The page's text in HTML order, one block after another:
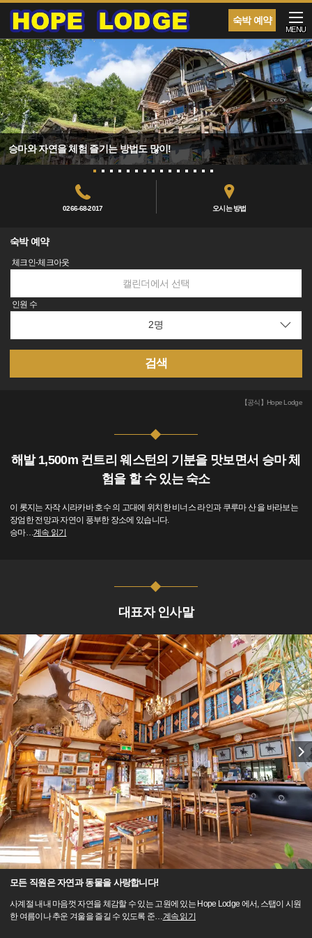
숙박 예약
MENU
승마와 자연을 체험 즐기는 방법도 많이!
0266-68-2017 오시는 방법
숙박 예약
체크인-체크아웃
캘린더에서 선택
인원 수
검색
【공식】Hope Lodge
해발 1,500m 컨트리 웨스턴의 기분을 맛보면서 승마 체
험을 할 수 있는 숙소
이 롯지는 자작 시라카바 호수 의 고대에 위치한 비너스 라인과 쿠루마 산 을 바라보는
장엄한 전망과 자연이 풍부한 장소에 있습니다.
승마…계속 읽기
대표자 인사말
모든 직원은 자연과 동물을 사랑합니다!
사계절 내내 마음껏 자연을 체감할 수 있는 고원에 있는 Hope Lodge 에서, 스탭이 시원
한 여름이나 추운 겨울을 즐길 수 있도록 준…계속 읽기